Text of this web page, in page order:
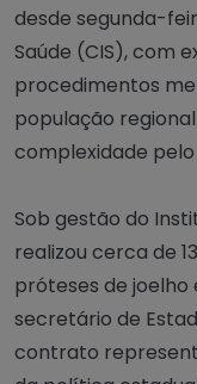
desde segunda-
Saúde (CIS), com
procedimentos
população
complexidade pelo
Sob gestão do
realizou cerca de
próteses de joelho
secretário de
contrato